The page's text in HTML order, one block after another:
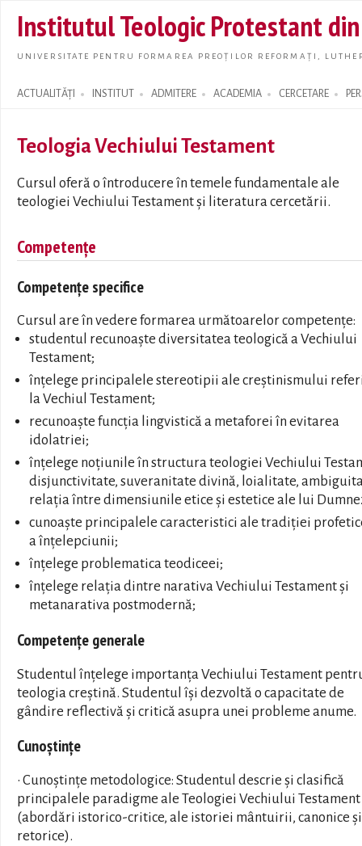
main
Institutul Teologic Protestant
UNIVERSITATE PENTRU FORMAREA PREOȚILOR REFORMAȚI,
ACTUALITĂȚI INSTITUT ADMITERE ACADEMIA CERCETARE
Search form
Teologia Vechiului Testament
Cursul oferă o întroducere în temele fundamentale ale
teologiei Vechiului Testament şi literatura cercetării.
Competențe
Competențe specifice
Cursul are în vedere formarea următoarelor competențe:
studentul recunoaște diversitatea teologică a Vechiului
Testament;
înțelege principalele stereotipii ale creștinismului
la Vechiul Testament;
recunoaște funcția lingvistică a metaforei în evitarea
idolatriei;
înțelege noțiunile în structura teologiei Vechiului
disjunctivitate, suveranitate divină, loialitate,
relația între dimensiunile etice și estetice ale lui
cunoaște principalele caracteristici ale tradiției
a înțelepciunii;
înțelege problematica teodiceei;
înțelege relaţia dintre narativa Vechiului Testament și
metanarativa postmodernă;
Competențe generale
Studentul înțelege importanța Vechiului Testament
teologia creștină. Studentul își dezvoltă o capacitate de
gândire reflectivă și critică asupra unei probleme anume.
Cunoștințe
• Cunoștințe metodologice: Studentul descrie și clasifică
principalele paradigme ale Teologiei Vechiului Testament
(abordări istorico-critice, ale istoriei mântuirii, canonice și
retorice).